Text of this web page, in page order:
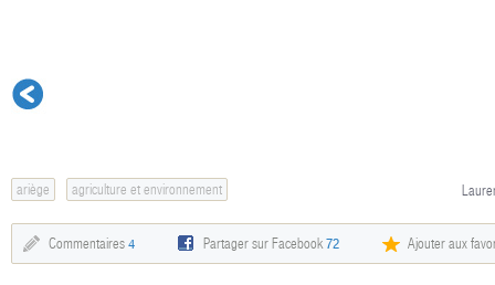
ariège agriculture et environnement
Commentaires 4 Partager sur Facebook72 Ajouter aux